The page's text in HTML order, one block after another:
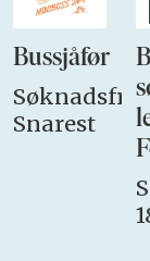
Bussjåfør
Snarest